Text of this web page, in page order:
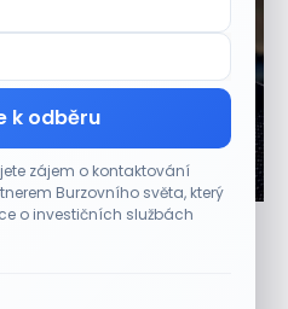
k odběru
zájem o kontaktování
Burzovního světa, který
o investičních službách
silné. Proč to akciový